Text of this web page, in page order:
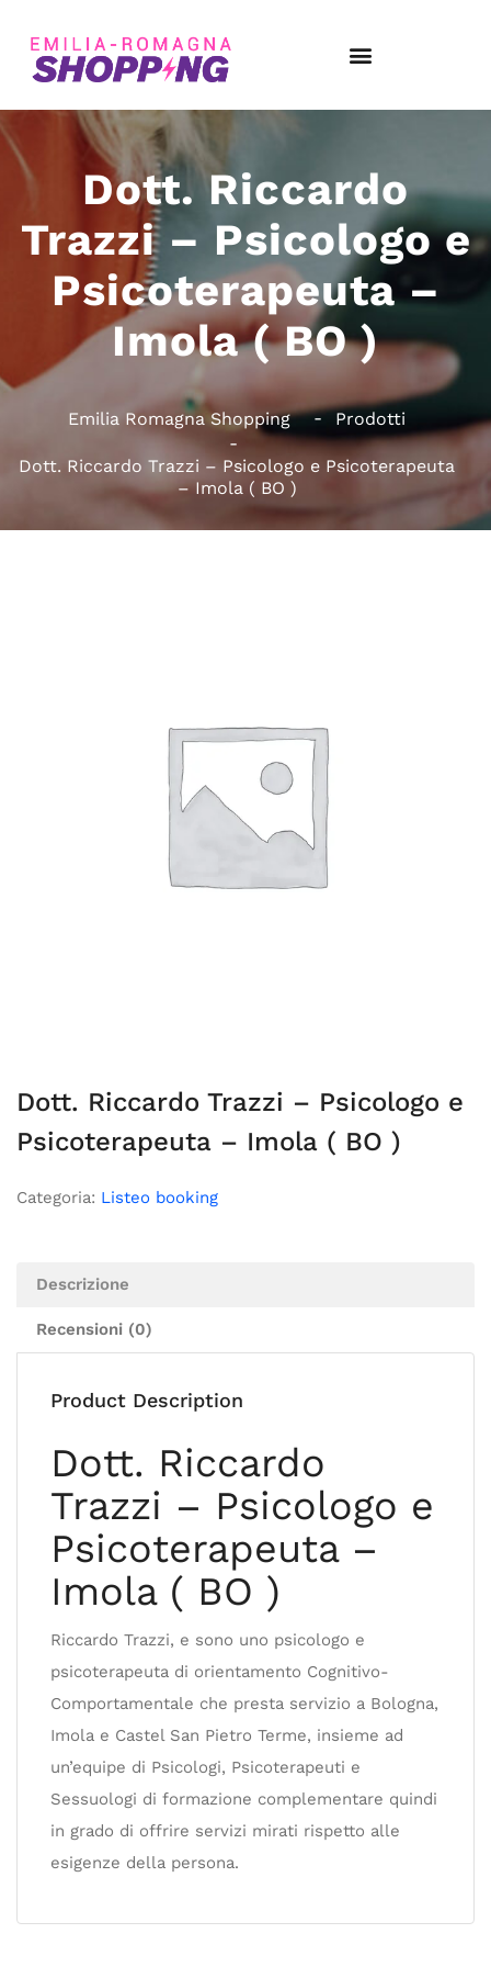
Dott. Riccardo
Trazzi – Psicologo e
Psicoterapeuta –
Imola ( BO )
Emilia Romagna Shopping Prodotti
Dott. Riccardo Trazzi – Psicologo e Psicoterapeuta
– Imola ( BO )
Dott. Riccardo Trazzi – Psicologo e
Psicoterapeuta – Imola ( BO )
Categoria: Listeo booking
Descrizione
Recensioni (0)
Product Description
Dott. Riccardo
Trazzi – Psicologo e
Psicoterapeuta –
Imola ( BO )
Riccardo Trazzi, e sono uno psicologo e
psicoterapeuta di orientamento Cognitivo-
Comportamentale che presta servizio a Bologna,
Imola e Castel San Pietro Terme, insieme ad
un’equipe di Psicologi, Psicoterapeuti e
Sessuologi di formazione complementare quindi
in grado di offrire servizi mirati rispetto alle
esigenze della persona.